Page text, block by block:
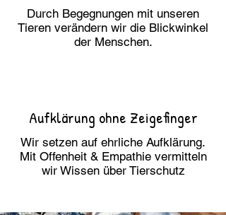
Durch Begegnungen mit unseren
Tieren verändern wir die Blickwinkel
der Menschen.
Aufklärung ohne Zeigefinger
Wir setzen auf ehrliche Aufklärung.
Mit Offenheit & Empathie vermitteln
wir Wissen über Tierschutz